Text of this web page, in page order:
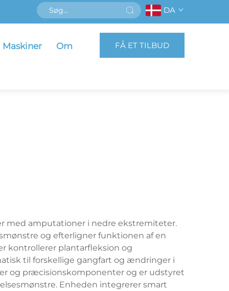
DA
Maskiner Om FÅ ET TILBUD
med amputationer i nedre ekstremiteter.
og efterligner funktionen af en
kontrollerer plantarfleksion og
til forskellige gangfart og ændringer i
og præcisionskomponenter og er udstyret
Enheden integrerer smart